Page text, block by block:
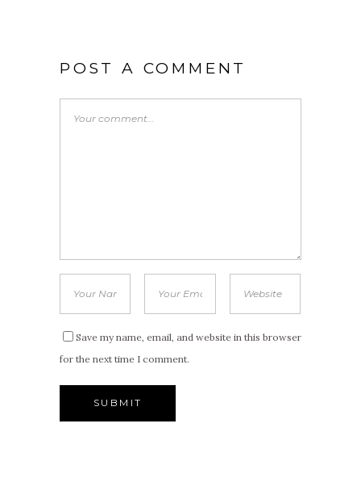
POST A COMMENT
Save my name, email, and website in this browser
for the next time I comment.